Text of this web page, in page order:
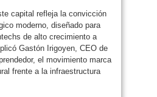
capital refleja la convicción
moderno, diseñado para
de alto crecimiento a
Gastón Irigoyen, CEO de
el movimiento marca
frente a la infraestructura